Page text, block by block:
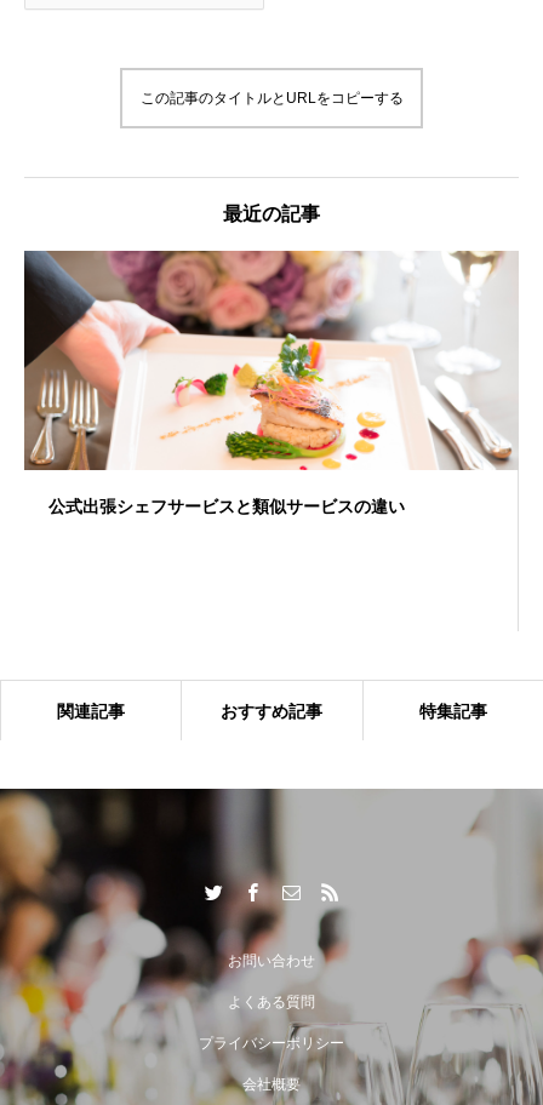
この記事のタイトルとURLをコピーする
最近の記事
公式出張シェフサービスと類似サービスの違い
出張シェフサービスならではの付加価値とは？
関連記事 おすすめ記事 特集記事
お問い合わせ
よくある質問
プライバシーポリシー
会社概要